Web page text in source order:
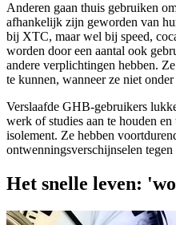
Anderen gaan thuis gebruiken
afhankelijk zijn geworden van
bij XTC, maar wel bij speed,
worden door een aantal ook
andere verplichtingen hebben.
te kunnen, wanneer ze niet
Verslaafde GHB-gebruikers
werk of studies aan te houden
isolement. Ze hebben
ontwenningsverschijnselen tegen
Het snelle leven: